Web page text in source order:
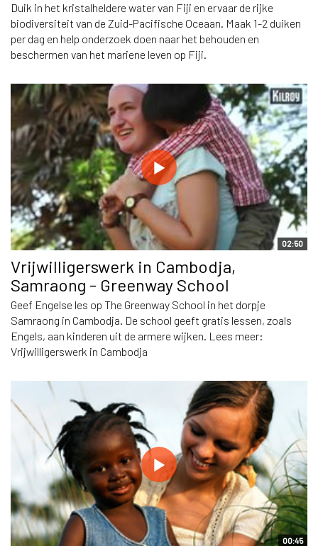
Duik in het kristalheldere water van Fiji en ervaar de rijke
biodiversiteit van de Zuid-Pacifische Oceaan. Maak 1-2 duiken
per dag en help onderzoek doen naar het behouden en
beschermen van het mariene leven op Fiji.
02:50
Vrijwilligerswerk in Cambodja,
Samraong - Greenway School
Geef Engelse les op The Greenway School in het dorpje
Samraong in Cambodja. De school geeft gratis lessen, zoals
Engels, aan kinderen uit de armere wijken. Lees meer:
Vrijwilligerswerk in Cambodja
00:45